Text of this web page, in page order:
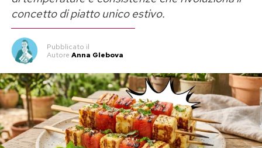
La forza di questo condimento risiede nella
semplicità dei suoi elementi e nella qualità della
materia prima. La versione classica richiede
pochissimi ingredienti, ma la selezione del tipo di
vegetali risulta determinante per ottenere la
consistenza cremosa e il sapore bilanciato
distintivi della preparazione originale.
Per realizzare circa quattro vasi di conserva
concetto di piatto unico estivo.
Pubblicato il
Autore Anna Glebova